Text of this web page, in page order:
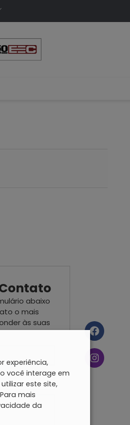
abaixo
o mais
às suas
experiência,
você interage em
este site,
mais
da